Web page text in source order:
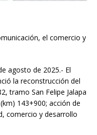
el comercio y
agosto de 2025.- El
la reconstrucción del
tramo San Felipe Jalapa
143+900; acción de
comercio y desarrollo